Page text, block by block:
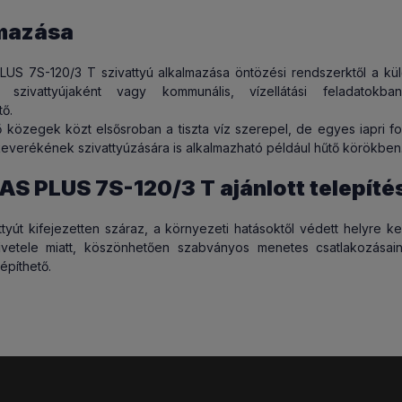
7S-120/3 T szivattyú alkalmazása öntözési rendszerktől a
szivattyújaként vagy kommunális, vízellátási
közegek közt elsősroban a tiszta víz szerepel, de egyes iapri
szivattyúzására is alkalmazható például hűtő körökben.
PLUS 7S-120/3 T ajánlott
kifejezetten száraz, a környezeti hatásoktől védett helyre
miatt, köszönhetően szabványos menetes
:
szivattyúk ismertetőjének letöltése
kg/db
- 14 nap biztonságot nyújtunk!
a megrendelt terméket 14 napon belül indoklás nélkül
- Átláthatóak vagyunk!
éve ugyanott van a boltunk... Minden vásárlásról hivatalos
, a termékhez mellékeljük a magyar gyártói képviselet által
Nálunk az eredetit veheti meg!